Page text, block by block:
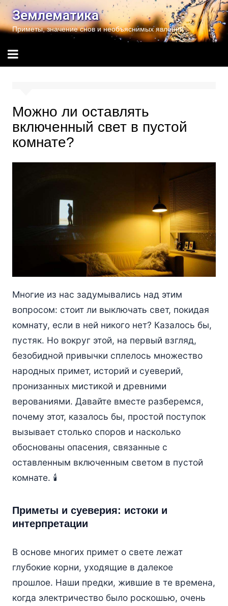
Перейти
содержимому
Землематика
Приметы, значение снов и необъяснимых явлений
Можно ли оставлять
включенный свет в пустой
комнате?
Многие из нас задумывались над этим
вопросом: стоит ли выключать свет, покидая
комнату, если в ней никого нет? Казалось бы,
пустяк. Но вокруг этой, на первый взгляд,
безобидной привычки сплелось множество
народных примет, историй и суеверий,
пронизанных мистикой и древними
верованиями. Давайте вместе разберемся,
почему этот, казалось бы, простой поступок
вызывает столько споров и насколько
обоснованы опасения, связанные с
оставленным включенным светом в пустой
комнате. 🕯️
Приметы и суеверия: истоки и
интерпретации
В основе многих примет о свете лежат
глубокие корни, уходящие в далекое
прошлое. Наши предки, жившие в те времена,
когда электричество было роскошью, очень